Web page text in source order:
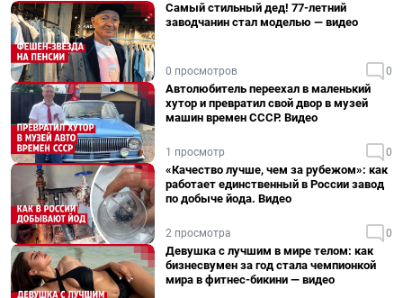
Самый стильный дед! 77-летний
заводчанин стал моделью — видео
0 просмотров 0
Автолюбитель переехал в маленький
хутор и превратил свой двор в музей
машин времен СССР. Видео
1 просмотр 0
«Качество лучше, чем за рубежом»: как
работает единственный в России завод
по добыче йода. Видео
2 просмотра 0
Девушка с лучшим в мире телом: как
бизнесвумен за год стала чемпионкой
мира в фитнес-бикини — видео